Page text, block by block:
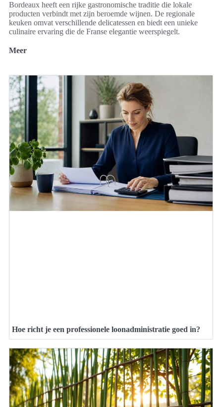
Bordeaux heeft een rijke gastronomische traditie die lokale
producten verbindt met zijn beroemde wijnen. De regionale
keuken omvat verschillende delicatessen en biedt een unieke
culinaire ervaring die de Franse elegantie weerspiegelt.
Meer
Hoe richt je een professionele loonadministratie goed in?